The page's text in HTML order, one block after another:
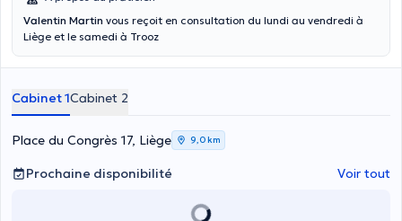
Valentin Martin vous reçoit en consultation du lundi au vendredi à
Liège et le samedi à Trooz
Cabinet 1Cabinet 2
Place du Congrès 17, Liège 9,0 km
Prochaine disponibilité Voir tout